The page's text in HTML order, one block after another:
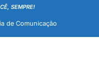
SEMPRE!
de Comunicação